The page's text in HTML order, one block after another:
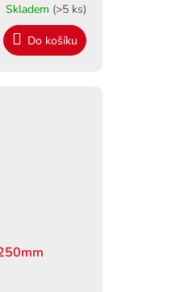
Skladem (>5 ks)
Do košíku